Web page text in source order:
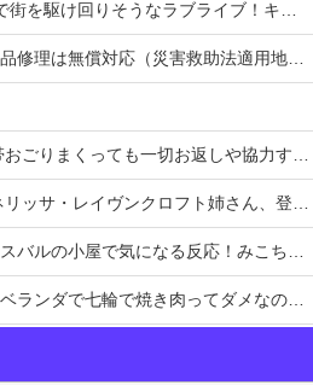
を駆け回りそうなラブライブ！キャラ
理は無償対応（災害救助法適用地域）
ても一切お返しや協力する気がないプレイヤーいるけど…
レイヴンクロフト姉さん、登録者数100万人達成！
った発言フォローすることなく聞き流す「水宮枢」ぺこーらについては親しみ込めて語る
ンダで七輪で焼き肉ってダメなの？????
から温泉が吹き出す ← これ前触れじゃね？